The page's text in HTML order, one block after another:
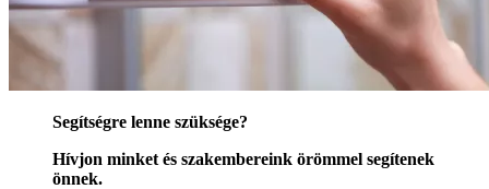
Segítségre lenne szüksége?
Hívjon minket és szakembereink örömmel segítenek
önnek.